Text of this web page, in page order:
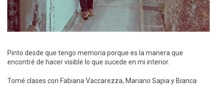
Pinto desde que tengo memoria porque es la manera que
encontré de hacer visible lo que sucede en mi interior.
Tomé clases con Fabiana Vaccarezza, Mariano Sapia y Bianca